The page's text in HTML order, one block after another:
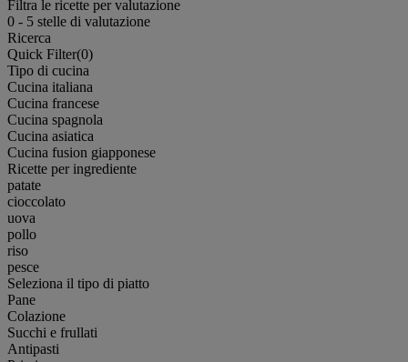
Filtra le ricette per valutazione
0 - 5 stelle di valutazione
Ricerca
Quick Filter(0)
Tipo di cucina
Cucina italiana
Cucina francese
Cucina spagnola
Cucina asiatica
Cucina fusion giapponese
Ricette per ingrediente
patate
cioccolato
uova
pollo
riso
pesce
Seleziona il tipo di piatto
Pane
Colazione
Succhi e frullati
Antipasti